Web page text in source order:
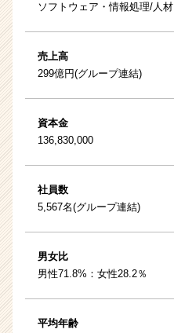
ソフトウェア・情報処理/人材
売上高
299億円(グループ連結)
資本金
136,830,000
社員数
5,567名(グループ連結)
男女比
男性71.8%：女性28.2％
平均年齢